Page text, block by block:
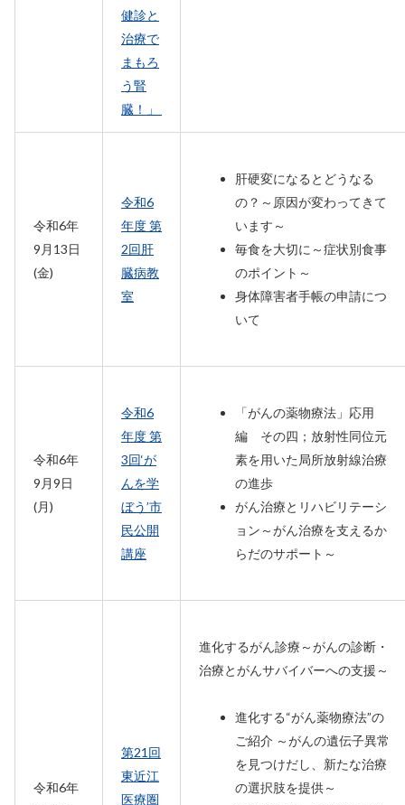
健診と
治療で
まもろ
う腎
臓！」
令和6年
9月13日
(金)
令和6
年度 第
2回肝
臓病教
室
肝硬変になるとどうなる
の？～原因が変わってきて
います～
毎食を大切に～症状別食事
のポイント～
身体障害者手帳の申請につ
いて
令和6年
9月9日
(月)
令和6
年度 第
3回‘が
んを学
ぼう’市
民公開
講座
「がんの薬物療法」応用
編 その四；放射性同位元
素を用いた局所放射線治療
の進歩
がん治療とリハビリテーシ
ョン～がん治療を支えるか
らだのサポート～
令和6年
第21回
東近江
医療圏
進化するがん診療～がんの診断・
治療とがんサバイバーへの支援～
進化する“がん薬物療法”の
ご紹介 ～がんの遺伝子異常
を見つけだし、新たな治療
の選択肢を提供～